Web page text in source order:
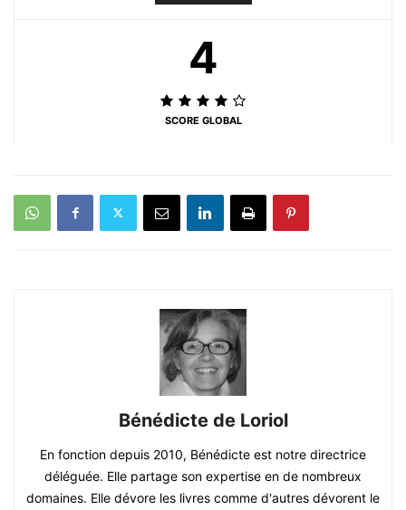
4
SCORE GLOBAL
Bénédicte de Loriol
En fonction depuis 2010, Bénédicte est notre directrice
déléguée. Elle partage son expertise en de nombreux
domaines. Elle dévore les livres comme d'autres dévorent le